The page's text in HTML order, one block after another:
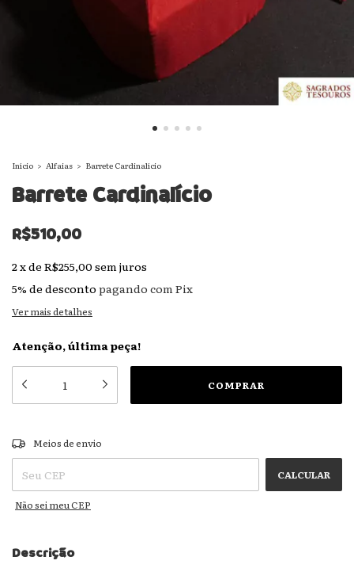
Início > Alfaias > Barrete Cardinalício
Barrete Cardinalício
R$510,00
2xde R$255,00 sem juros
5% de desconto pagando com Pix
Ver mais detalhes
Atenção, última peça!
Entregas para o CEP:
Meios de envio
CALCULAR
Não sei meu CEP
Descrição